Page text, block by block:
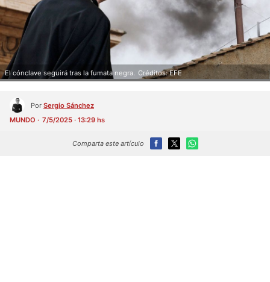
El cónclave seguirá tras la fumata negra. Créditos: EFE
Por Sergio Sánchez
MUNDO
7/5/2025 · 13:29 hs
Comparta este artículo